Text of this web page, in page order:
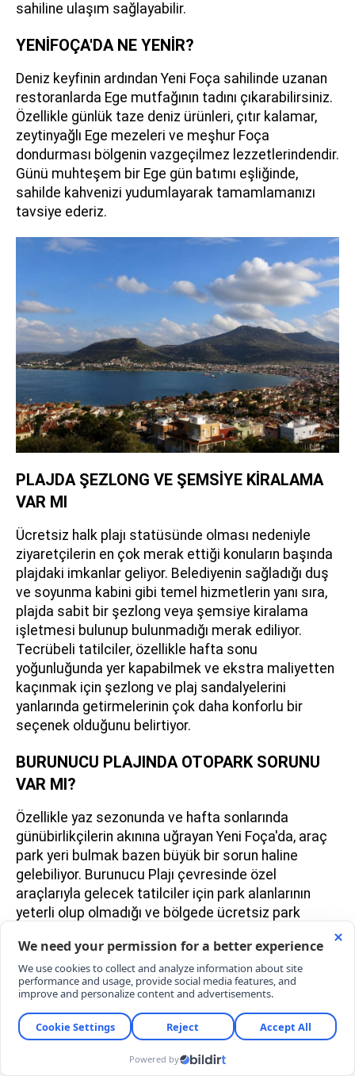
sahiline ulaşım sağlayabilir.
YENİFOÇA'DA NE YENİR?
Deniz keyfinin ardından Yeni Foça sahilinde uzanan
restoranlarda Ege mutfağının tadını çıkarabilirsiniz.
Özellikle günlük taze deniz ürünleri, çıtır kalamar,
zeytinyağlı Ege mezeleri ve meşhur Foça
dondurması bölgenin vazgeçilmez lezzetlerindendir.
Günü muhteşem bir Ege gün batımı eşliğinde,
sahilde kahvenizi yudumlayarak tamamlamanızı
tavsiye ederiz.
PLAJDA ŞEZLONG VE ŞEMSİYE KİRALAMA
VAR MI
Ücretsiz halk plajı statüsünde olması nedeniyle
ziyaretçilerin en çok merak ettiği konuların başında
plajdaki imkanlar geliyor. Belediyenin sağladığı duş
ve soyunma kabini gibi temel hizmetlerin yanı sıra,
plajda sabit bir şezlong veya şemsiye kiralama
işletmesi bulunup bulunmadığı merak ediliyor.
Tecrübeli tatilciler, özellikle hafta sonu
yoğunluğunda yer kapabilmek ve ekstra maliyetten
kaçınmak için şezlong ve plaj sandalyelerini
yanlarında getirmelerinin çok daha konforlu bir
seçenek olduğunu belirtiyor.
BURUNUCU PLAJINDA OTOPARK SORUNU
VAR MI?
Özellikle yaz sezonunda ve hafta sonlarında
günübirlikçilerin akınına uğrayan Yeni Foça'da, araç
park yeri bulmak bazen büyük bir sorun haline
gelebiliyor. Burunucu Plajı çevresinde özel
araçlarıyla gelecek tatilciler için park alanlarının
yeterli olup olmadığı ve bölgede ücretsiz park
önce en çok aratılan detaylar arasında yer alıyor.
Uzmanlar, park stresi yaşamamak ve denize sıfır
noktada yer kapabilmek için sabah erken saatlerde
vurguluyor.
07.08.2026 00:40